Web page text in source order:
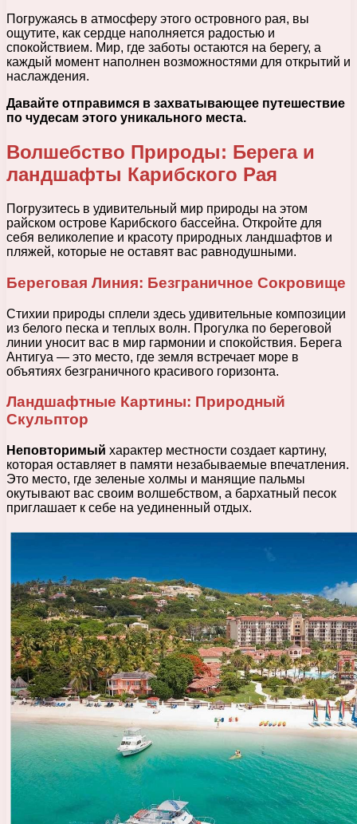
Погружаясь в атмосферу этого островного рая, вы
ощутите, как сердце наполняется радостью и
спокойствием. Мир, где заботы остаются на берегу, а
каждый момент наполнен возможностями для открытий и
наслаждения.
Давайте отправимся в захватывающее путешествие
по чудесам этого уникального места.
Волшебство Природы: Берега и
ландшафты Карибского Рая
Погрузитесь в удивительный мир природы на этом
райском острове Карибского бассейна. Откройте для
себя великолепие и красоту природных ландшафтов и
пляжей, которые не оставят вас равнодушными.
Береговая Линия: Безграничное Сокровище
Стихии природы сплели здесь удивительные композиции
из белого песка и теплых волн. Прогулка по береговой
линии уносит вас в мир гармонии и спокойствия. Берега
Антигуа — это место, где земля встречает море в
объятиях безграничного красивого горизонта.
Ландшафтные Картины: Природный
Скульптор
Неповторимый характер местности создает картину,
которая оставляет в памяти незабываемые впечатления.
Это место, где зеленые холмы и манящие пальмы
окутывают вас своим волшебством, а бархатный песок
приглашает к себе на уединенный отдых.